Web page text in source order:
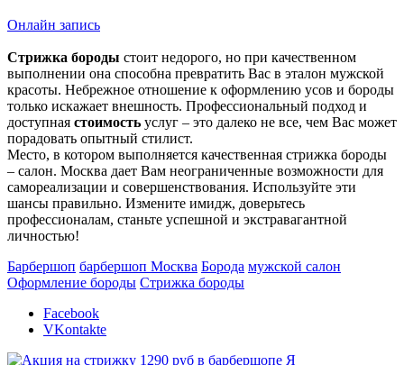
Онлайн запись
Стрижка бороды стоит недорого, но при качественном
выполнении она способна превратить Вас в эталон мужской
красоты. Небрежное отношение к оформлению усов и бороды
только искажает внешность. Профессиональный подход и
доступная стоимость услуг – это далеко не все, чем Вас может
порадовать опытный стилист.
Место, в котором выполняется качественная стрижка бороды
– салон. Москва дает Вам неограниченные возможности для
самореализации и совершенствования. Используйте эти
шансы правильно. Измените имидж, доверьтесь
профессионалам, станьте успешной и экстравагантной
личностью!
Барбершоп барбершоп Москва Борода мужской салон
Оформление бороды Стрижка бороды
Facebook
VKontakte